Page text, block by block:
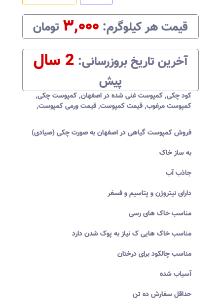
قیمت هرکیلوگرم:‌ ۳,۰۰۰ تومان
آخرین تاریخ بروزرسانی:‌ 2 سال
پیش
کود چکی,کمپوست غنی شده در اصفهان,کمپوست چکی,
کمپوست مرغوب,قیمت کمپوست,قیمت ورمی کمپوست,
فروش کمپوست گیاهی در اصفهان به صورت چکی (صیادی)
به ساز خاک
جاذب آب
دارای نیتروژن و پتاسیم و فسفر
مناسب خاک های رسی
مناسب خاک هایی ک نیاز به پوک شدن دارد
مناسب چالکود برای درختان
آسیاب شده
حداقل سفارش ده تن